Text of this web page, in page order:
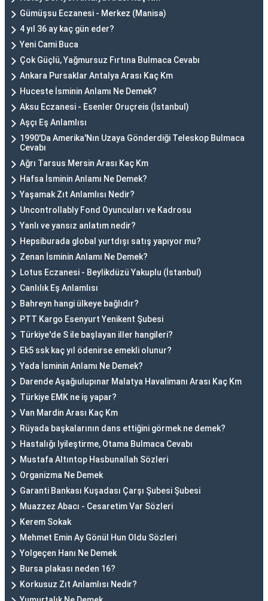
Gümüşsu Eczanesi - Merkez (Manisa)
4 yıl 36 ay kaç gün eder?
Yeni Cami Buca
Çok Güçlü, Yağmursuz Fırtına Bulmaca Cevabı
Ankara Pursaklar Antalya Arası Kaç Km
Huceste İsminin Anlamı Ne Demek?
Aksu Eczanesi - Esenler Oruçreis (İstanbul)
Aşçı Eş Anlamlısı
1990'Da Amerika'Nın Uzaya Gönderdiği Teleskop Bulmaca
Cevabı
Ağrı Tarsus Mersin Arası Kaç Km
Hafsa İsminin Anlamı Ne Demek?
Yaşamak Zıt Anlamlısı Nedir?
Uncontrollably Fond Oyuncuları ve Kadrosu
Yanlı ve yansız anlatım nedir?
Hepsiburada global yurtdışı satış yapıyor mu?
Zenan İsminin Anlamı Ne Demek?
Lotus Eczanesi - Beylikdüzü Yakuplu (İstanbul)
Canlılık Eş Anlamlısı
Bahreyn hangi ülkeye bağlıdır?
PTT Kargo Esenyurt Yenikent Şubesi
Türkiye'de S ile başlayan iller hangileri?
Ek5 ssk kaç yıl ödenirse emekli olunur?
Yada İsminin Anlamı Ne Demek?
Darende Aşağıulupınar Malatya Havalimanı Arası Kaç Km
Türkiye EMK ne iş yapar?
Van Mardin Arası Kaç Km
Rüyada başkalarının dans ettiğini görmek ne demek?
Hastalığı Iyileştirme, Otama Bulmaca Cevabı
Mustafa Altıntop Hasbunallah Sözleri
Organizma Ne Demek
Garanti Bankası Kuşadası Çarşı Şubesi Şubesi
Muazzez Abacı - Cesaretim Var Sözleri
Kerem Sokak
Mehmet Emin Ay Gönül Hun Oldu Sözleri
Yolgeçen Hanı Ne Demek
Bursa plakası neden 16?
Korkusuz Zıt Anlamlısı Nedir?